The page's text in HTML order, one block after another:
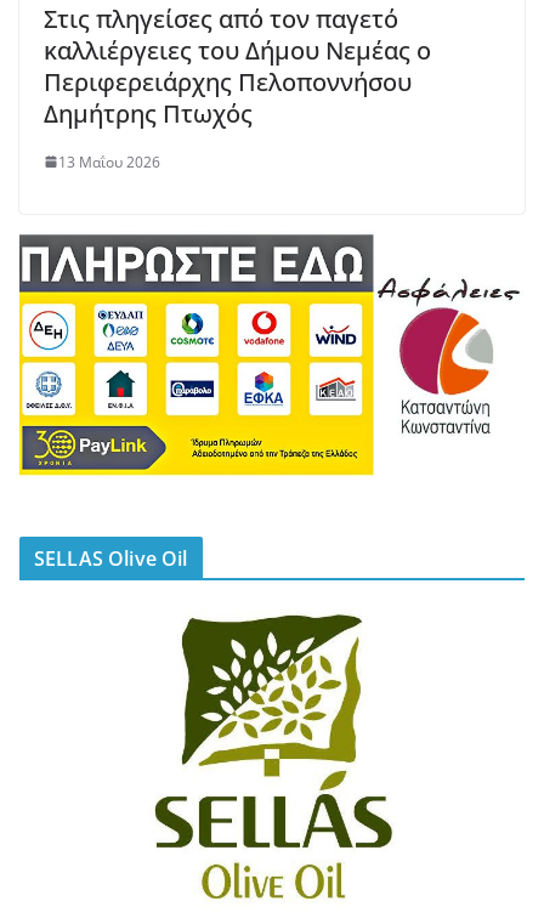
Στις πληγείσες από τον παγετό
καλλιέργειες του Δήμου Νεμέας ο
Περιφερειάρχης Πελοποννήσου
Δημήτρης Πτωχός
13 Μαΐου 2026
SELLAS Olive Oil